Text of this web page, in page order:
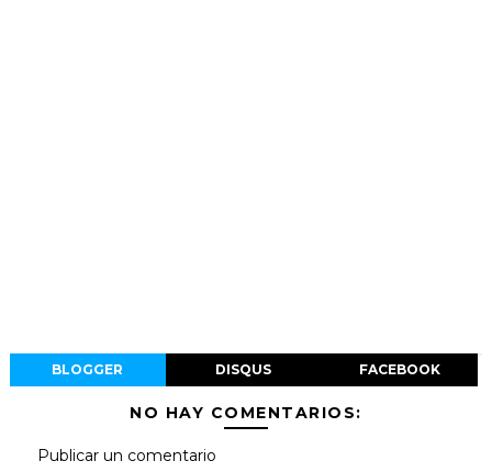
BLOGGER DISQUS FACEBOOK
NO HAY COMENTARIOS:
Publicar un comentario